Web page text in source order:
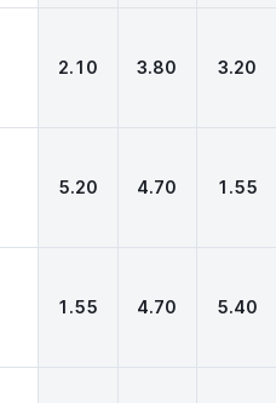
2.10 3.80 3.20
5.20 4.70 1.55
1.55 4.70 5.40